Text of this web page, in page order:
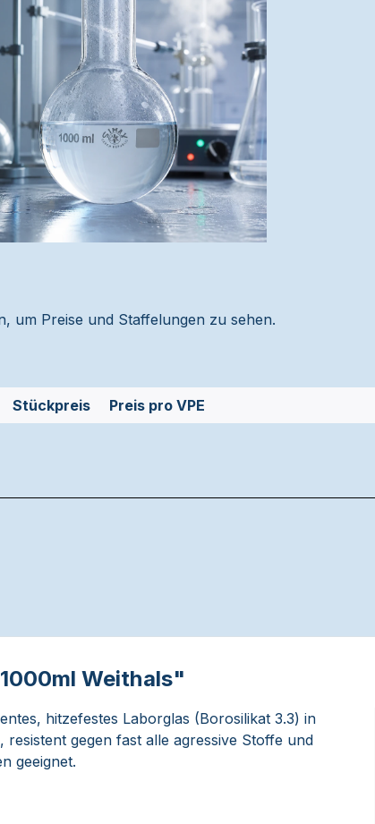
um Preise und Staffelungen zu sehen.
Stückpreis Preis pro VPE
Weithals"
hitzefestes Laborglas (Borosilikat 3.3) in
gegen fast alle agressive Stoffe und
geeignet.